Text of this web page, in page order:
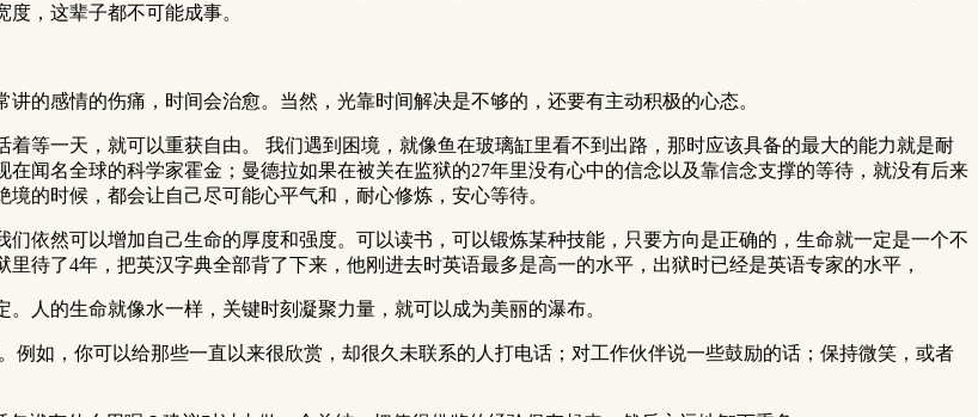
，这辈子都不可能成事。
的感情的伤痛，时间会治愈。当然，光靠时间解决是不够的，还要有主动积极的心态。
等一天，就可以重获自由。 我们遇到困境，就像鱼在玻璃缸里看不到出路，那时应该具备的最大的能力就是耐
闻名全球的科学家霍金；曼德拉如果在被关在监狱的27年里没有心中的信念以及靠信念支撑的等待，就没有后来
的时候，都会让自己尽可能心平气和，耐心修炼，安心等待。
依然可以增加自己生命的厚度和强度。可以读书，可以锻炼某种技能，只要方向是正确的，生命就一定是一个不
待了4年，把英汉字典全部背了下来，他刚进去时英语最多是高一的水平，出狱时已经是英语专家的水平，
人的生命就像水一样，关键时刻凝聚力量，就可以成为美丽的瀑布。
如，你可以给那些一直以来很欣赏，却很久未联系的人打电话；对工作伙伴说一些鼓励的话；保持微笑，或者